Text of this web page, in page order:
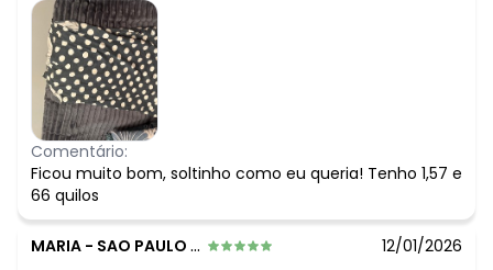
Comentário:
Ficou muito bom, soltinho como eu queria! Tenho 1,57 e
66 quilos
MARIA - SAO PAULO - SP 12/01/2026